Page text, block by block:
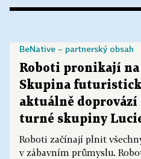
Roboti pronikají
Skupina
aktuálně doprovází
turné skupiny
Roboti začínají plnit
v zábavním průmyslu.
BeNative – partnerský obsah